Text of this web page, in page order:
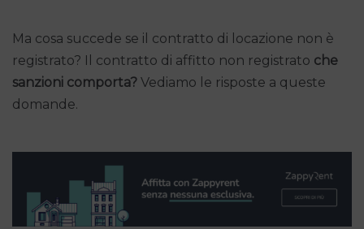
Ma cosa succede se il contratto di locazione non è
registrato? Il contratto di affitto non registrato che
sanzioni comporta? Vediamo le risposte a queste
domande.